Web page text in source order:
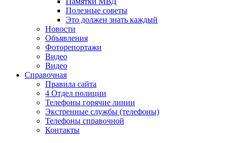
Полезные советы
Это должен знать каждый
Новости
Объявления
Фоторепортажи
Видео
Видео
Справочная
Правила сайта
4 Отдел полиции
Телефоны горячие линии
Экстренные службы (телефоны)
Телефоны справочной
Контакты